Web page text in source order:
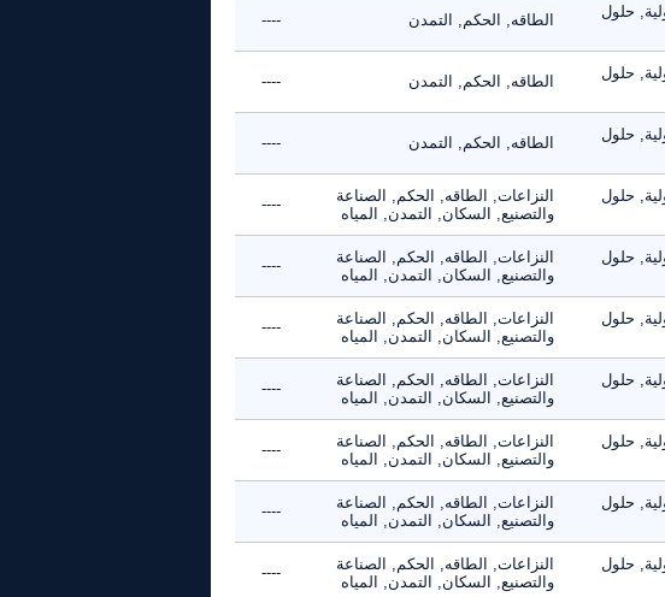
حلول
الطاقه, الحكم, التمدن ----
حلول
الطاقه, الحكم, التمدن ----
حلول
الطاقه, الحكم, التمدن ----
حلول
النزاعات, الطاقه, الحكم, الصناعة
والتصنيع, السكان, التمدن, المياه
----
حلول
النزاعات, الطاقه, الحكم, الصناعة
والتصنيع, السكان, التمدن, المياه
----
حلول
النزاعات, الطاقه, الحكم, الصناعة
والتصنيع, السكان, التمدن, المياه
----
حلول
النزاعات, الطاقه, الحكم, الصناعة
والتصنيع, السكان, التمدن, المياه
----
حلول
النزاعات, الطاقه, الحكم, الصناعة
والتصنيع, السكان, التمدن, المياه
----
حلول
النزاعات, الطاقه, الحكم, الصناعة
والتصنيع, السكان, التمدن, المياه
----
حلول
النزاعات, الطاقه, الحكم, الصناعة
والتصنيع, السكان, التمدن, المياه
----